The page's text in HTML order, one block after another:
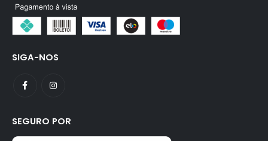
SIGA-NOS
SEGURO POR